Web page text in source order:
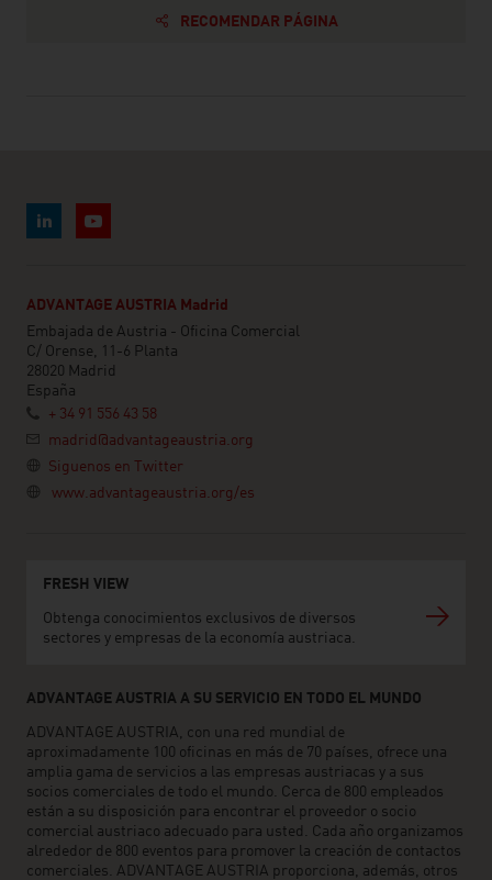
RECOMENDAR PÁGINA
ADVANTAGE AUSTRIA Madrid
Embajada de Austria - Oficina Comercial
C/ Orense, 11-6 Planta
28020 Madrid
España
+ 34 91 556 43 58
madrid@advantageaustria.org
Siguenos en Twitter
www.advantageaustria.org/es
FRESH VIEW
Obtenga conocimientos exclusivos de diversos
sectores y empresas de la economía austriaca.
ADVANTAGE AUSTRIA A SU SERVICIO EN TODO EL MUNDO
ADVANTAGE AUSTRIA, con una red mundial de
aproximadamente 100 oficinas en más de 70 países, ofrece una
amplia gama de servicios a las empresas austriacas y a sus
socios comerciales de todo el mundo. Cerca de 800 empleados
están a su disposición para encontrar el proveedor o socio
comercial austriaco adecuado para usted. Cada año organizamos
alrededor de 800 eventos para promover la creación de contactos
comerciales. ADVANTAGE AUSTRIA proporciona, además, otros